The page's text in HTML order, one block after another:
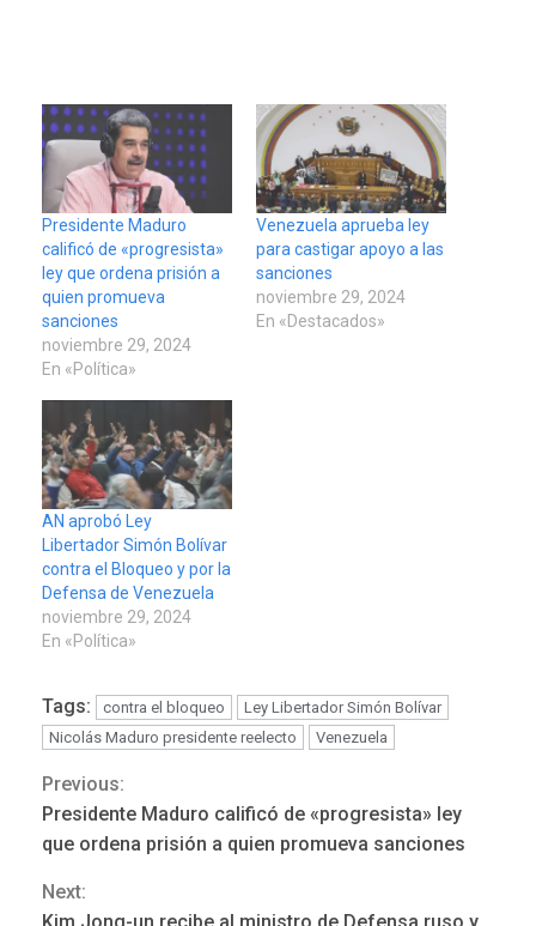
Presidente Maduro
calificó de «progresista»
ley que ordena prisión a
quien promueva
sanciones
noviembre 29, 2024
En «Política»
Venezuela aprueba ley
para castigar apoyo a las
sanciones
noviembre 29, 2024
En «Destacados»
AN aprobó Ley
Libertador Simón Bolívar
contra el Bloqueo y por la
Defensa de Venezuela
noviembre 29, 2024
En «Política»
Tags: contra el bloqueo
Ley Libertador Simón Bolívar
Nicolás Maduro presidente reelecto
Venezuela
Continue
Reading
Previous:
Presidente Maduro calificó de «progresista» ley
que ordena prisión a quien promueva sanciones
Next:
Kim Jong-un recibe al ministro de Defensa ruso y
3
Funsone benefició a 46
personas con la entrega de